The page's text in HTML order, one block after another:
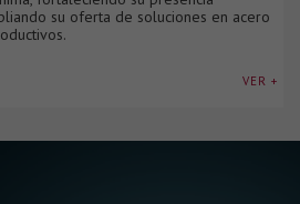
su oferta de soluciones en acero
VER +